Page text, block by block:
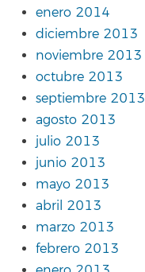
enero 2014
diciembre 2013
noviembre 2013
octubre 2013
septiembre 2013
agosto 2013
julio 2013
junio 2013
mayo 2013
abril 2013
marzo 2013
febrero 2013